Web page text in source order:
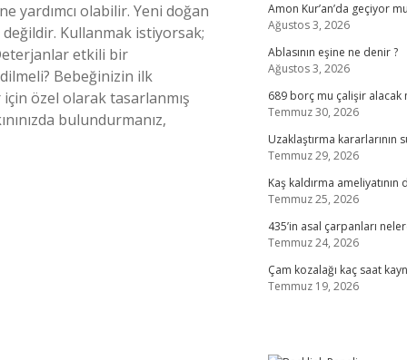
yardımcı olabilir. Yeni doğan
Kullanmak istiyorsak;
etkili bir
Bebeğinizin ilk
özel olarak tasarlanmış
bulundurmanız,
Amon Kur’an’da geçiyor
Ağustos 3, 2026
Ablasının eşine ne denir ?
Ağustos 3, 2026
689 borç mu çalişir alacak
Temmuz 30, 2026
Uzaklaştırma kararlarının
Temmuz 29, 2026
Kaş kaldırma ameliyatının
Temmuz 25, 2026
435’in asal çarpanları
Temmuz 24, 2026
Çam kozalağı kaç saat
Temmuz 19, 2026